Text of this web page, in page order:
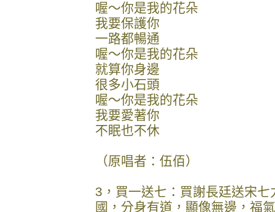
喔～你是我的花朵
我要保護你
一路都暢通
喔～你是我的花朵
就算你身邊
很多小石頭
喔～你是我的花朵
我要愛著你
不眠也不休
（原唱者：伍佰）
3，買一送七：買謝長廷送宋
國，分身有道，顯像無邊，福